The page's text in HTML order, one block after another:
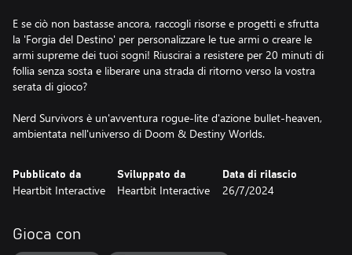
E se ciò non bastasse ancora, raccogli risorse e progetti e sfrutta
la 'Forgia del Destino' per personalizzare le tue armi o creare le
armi supreme dei tuoi sogni! Riuscirai a resistere per 20 minuti di
follia senza sosta e liberare una strada di ritorno verso la vostra
serata di gioco?
Nerd Survivors è un'avventura rogue-lite d'azione bullet-heaven,
ambientata nell'universo di Doom & Destiny Worlds.
Pubblicato da
Heartbit Interactive
Sviluppato da
Heartbit Interactive
Data di rilascio
26/7/2024
Gioca con